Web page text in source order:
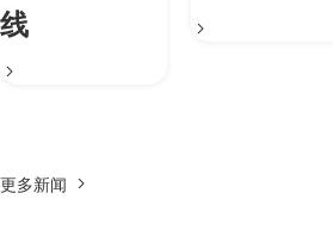
线
更多新闻